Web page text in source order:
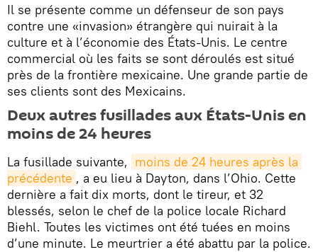
Il se présente comme un défenseur de son pays
contre une «invasion» étrangère qui nuirait à la
culture et à l’économie des États-Unis. Le centre
commercial où les faits se sont déroulés est situé
près de la frontière mexicaine. Une grande partie de
ses clients sont des Mexicains.
Deux autres fusillades aux États-Unis en
moins de 24 heures
La fusillade suivante, moins de 24 heures après la
précédente , a eu lieu à Dayton, dans l’Ohio. Cette
dernière a fait dix morts, dont le tireur, et 32
blessés, selon le chef de la police locale Richard
Biehl. Toutes les victimes ont été tuées en moins
d’une minute. Le meurtrier a été abattu par la police.